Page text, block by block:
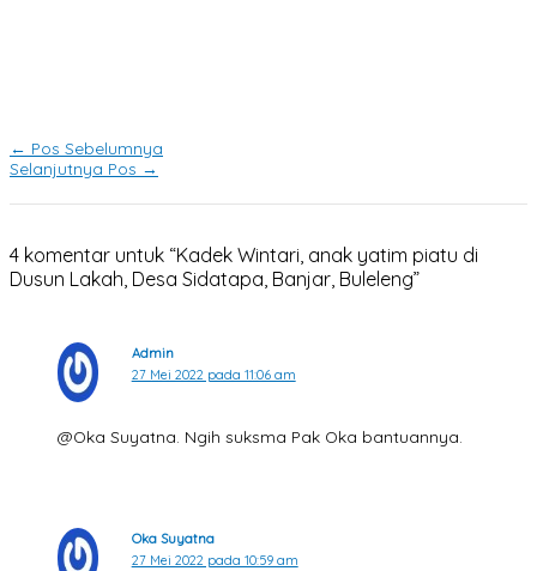
← Pos Sebelumnya
Selanjutnya Pos →
4 komentar untuk “Kadek Wintari, anak yatim piatu di
Dusun Lakah, Desa Sidatapa, Banjar, Buleleng”
Admin
27 Mei 2022 pada 11:06 am
@Oka Suyatna. Ngih suksma Pak Oka bantuannya.
Oka Suyatna
27 Mei 2022 pada 10:59 am